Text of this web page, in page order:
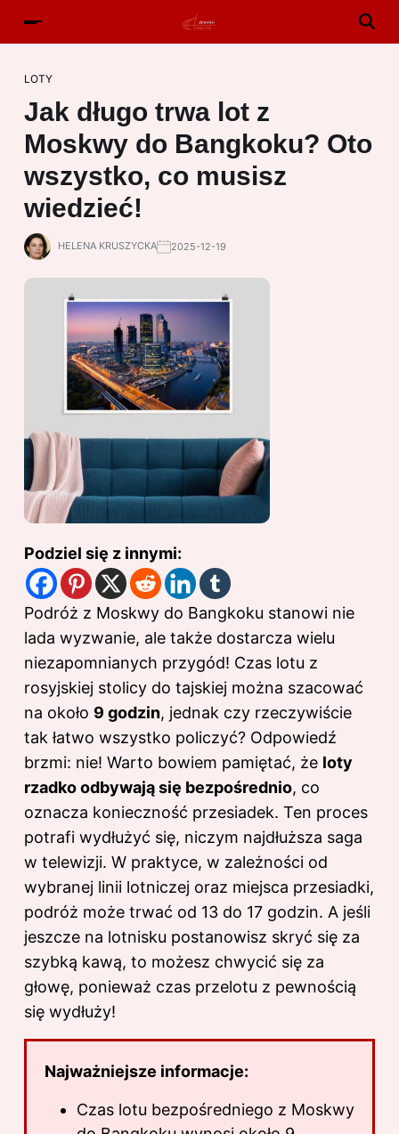
LOTY
Jak długo trwa lot z
Moskwy do Bangkoku? Oto
wszystko, co musisz
wiedzieć!
HELENA KRUSZYCKA 2025-12-19
Podziel się z innymi:
Podróż z Moskwy do Bangkoku stanowi nie
lada wyzwanie, ale także dostarcza wielu
niezapomnianych przygód! Czas lotu z
rosyjskiej stolicy do tajskiej można szacować
na około 9 godzin, jednak czy rzeczywiście
tak łatwo wszystko policzyć? Odpowiedź
brzmi: nie! Warto bowiem pamiętać, że loty
rzadko odbywają się bezpośrednio, co
oznacza konieczność przesiadek. Ten proces
potrafi wydłużyć się, niczym najdłuższa saga
w telewizji. W praktyce, w zależności od
wybranej linii lotniczej oraz miejsca przesiadki,
podróż może trwać od 13 do 17 godzin. A jeśli
jeszcze na lotnisku postanowisz skryć się za
szybką kawą, to możesz chwycić się za
głowę, ponieważ czas przelotu z pewnością
się wydłuży!
Najważniejsze informacje:
Czas lotu bezpośredniego z Moskwy